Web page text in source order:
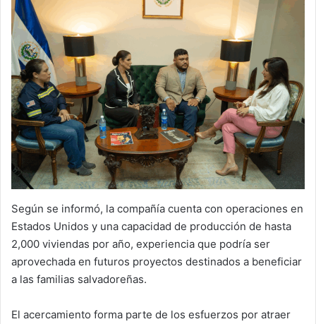
Según se informó, la compañía cuenta con operaciones en
Estados Unidos y una capacidad de producción de hasta
2,000 viviendas por año, experiencia que podría ser
aprovechada en futuros proyectos destinados a beneficiar
a las familias salvadoreñas.
El acercamiento forma parte de los esfuerzos por atraer